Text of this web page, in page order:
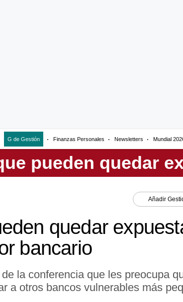
G de Gestión Finanzas Personales Newsletters Mundial
Añadir
quedar
bancario
la conferencia que les preocupa
a otros bancos vulnerables más